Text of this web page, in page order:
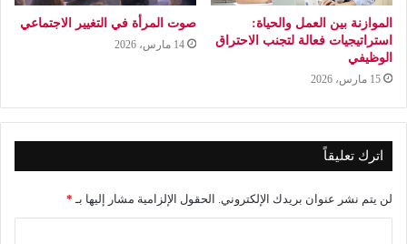
الموازنة بين العمل والحياة:
استراتيجيات فعالة لتجنب الاحتراق
الوظيفي
15 مارس، 2026
صوت المرأة في التغيير الاجتماعي
14 مارس، 2026
اترك تعليقاً
لن يتم نشر عنوان بريدك الإلكتروني. الحقول الإلزامية مشار إليها بـ *